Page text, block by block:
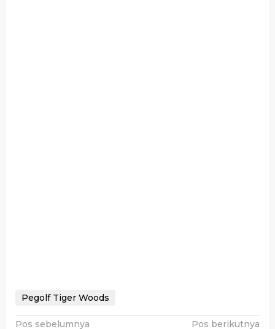
Pegolf Tiger Woods
Pos sebelumnya
Pos berikutnya